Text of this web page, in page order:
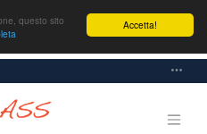
Accetta!
questo sito